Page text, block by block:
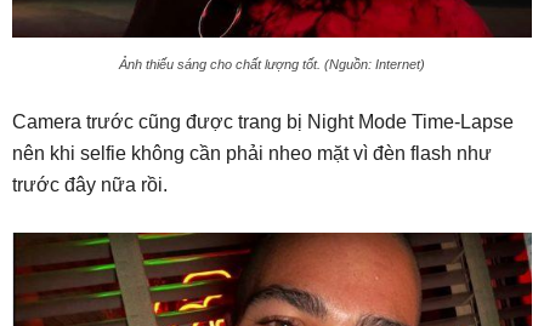
Ảnh thiếu sáng cho chất lượng tốt. (Nguồn: Internet)
Camera trước cũng được trang bị Night Mode Time-Lapse
nên khi selfie không cần phải nheo mặt vì đèn flash như
trước đây nữa rồi.